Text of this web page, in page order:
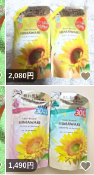
いいね！
2,080円
いいね！
1,490円